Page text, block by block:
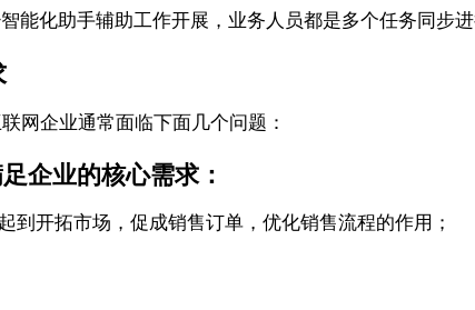
能化助手辅助工作开展，业务人员都是多个任务同步
网企业通常面临下面几个问题：
企业的核心需求：
到开拓市场，促成销售订单，优化销售流程的作用；